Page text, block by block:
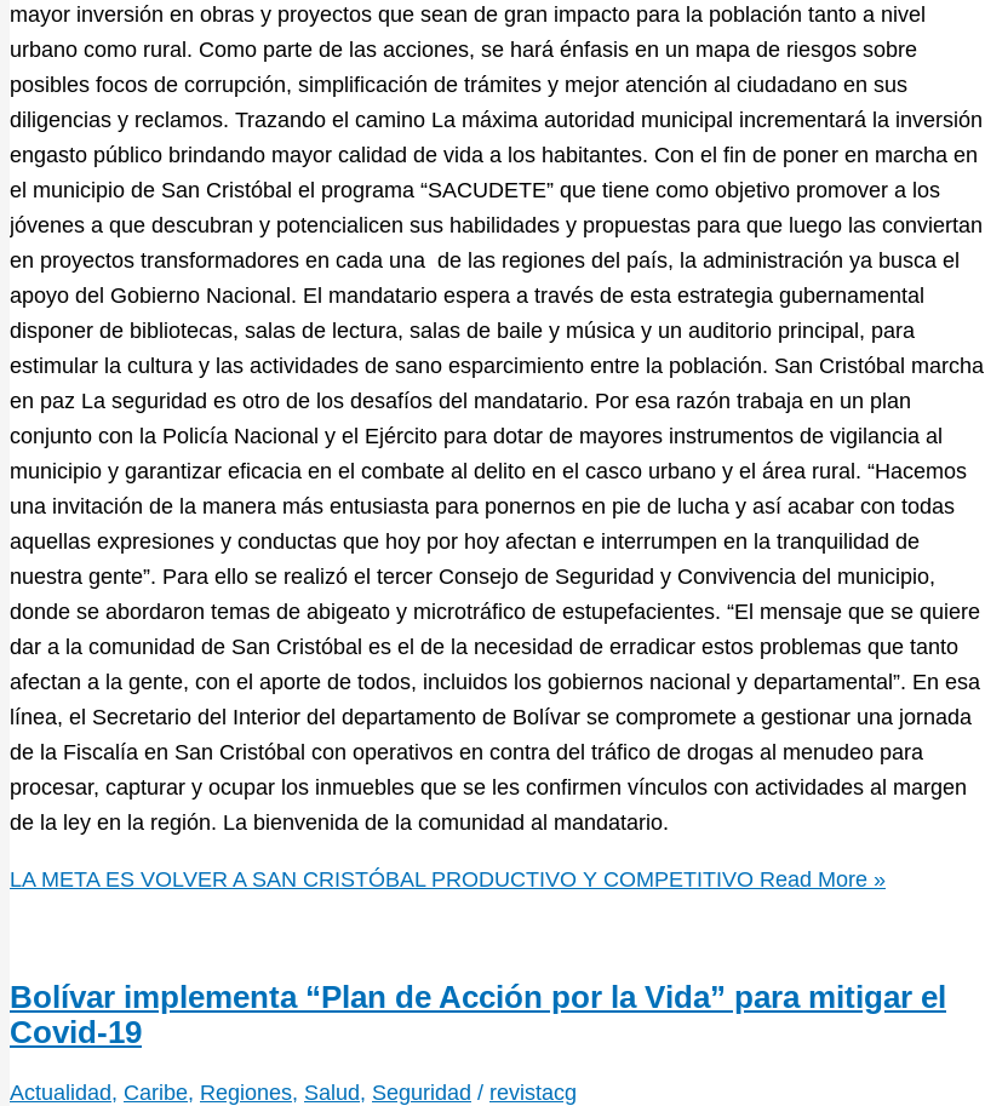
mayor inversión en obras y proyectos que sean de gran impacto para la población tanto a nivel
urbano como rural. Como parte de las acciones, se hará énfasis en un mapa de riesgos sobre
posibles focos de corrupción, simplificación de trámites y mejor atención al ciudadano en sus
diligencias y reclamos. Trazando el camino La máxima autoridad municipal incrementará la inversión
engasto público brindando mayor calidad de vida a los habitantes. Con el fin de poner en marcha en
el municipio de San Cristóbal el programa “SACUDETE” que tiene como objetivo promover a los
jóvenes a que descubran y potencialicen sus habilidades y propuestas para que luego las conviertan
en proyectos transformadores en cada una de las regiones del país, la administración ya busca el
apoyo del Gobierno Nacional. El mandatario espera a través de esta estrategia gubernamental
disponer de bibliotecas, salas de lectura, salas de baile y música y un auditorio principal, para
estimular la cultura y las actividades de sano esparcimiento entre la población. San Cristóbal marcha
en paz La seguridad es otro de los desafíos del mandatario. Por esa razón trabaja en un plan
conjunto con la Policía Nacional y el Ejército para dotar de mayores instrumentos de vigilancia al
municipio y garantizar eficacia en el combate al delito en el casco urbano y el área rural. “Hacemos
una invitación de la manera más entusiasta para ponernos en pie de lucha y así acabar con todas
aquellas expresiones y conductas que hoy por hoy afectan e interrumpen en la tranquilidad de
nuestra gente”. Para ello se realizó el tercer Consejo de Seguridad y Convivencia del municipio,
donde se abordaron temas de abigeato y microtráfico de estupefacientes. “El mensaje que se quiere
dar a la comunidad de San Cristóbal es el de la necesidad de erradicar estos problemas que tanto
afectan a la gente, con el aporte de todos, incluidos los gobiernos nacional y departamental”. En esa
línea, el Secretario del Interior del departamento de Bolívar se compromete a gestionar una jornada
de la Fiscalía en San Cristóbal con operativos en contra del tráfico de drogas al menudeo para
procesar, capturar y ocupar los inmuebles que se les confirmen vínculos con actividades al margen
de la ley en la región. La bienvenida de la comunidad al mandatario.
LA META ES VOLVER A SAN CRISTÓBAL PRODUCTIVO Y COMPETITIVO Read More »
Bolívar implementa “Plan de Acción por la Vida” para mitigar el
Covid-19
Actualidad, Caribe, Regiones, Salud, Seguridad / revistacg